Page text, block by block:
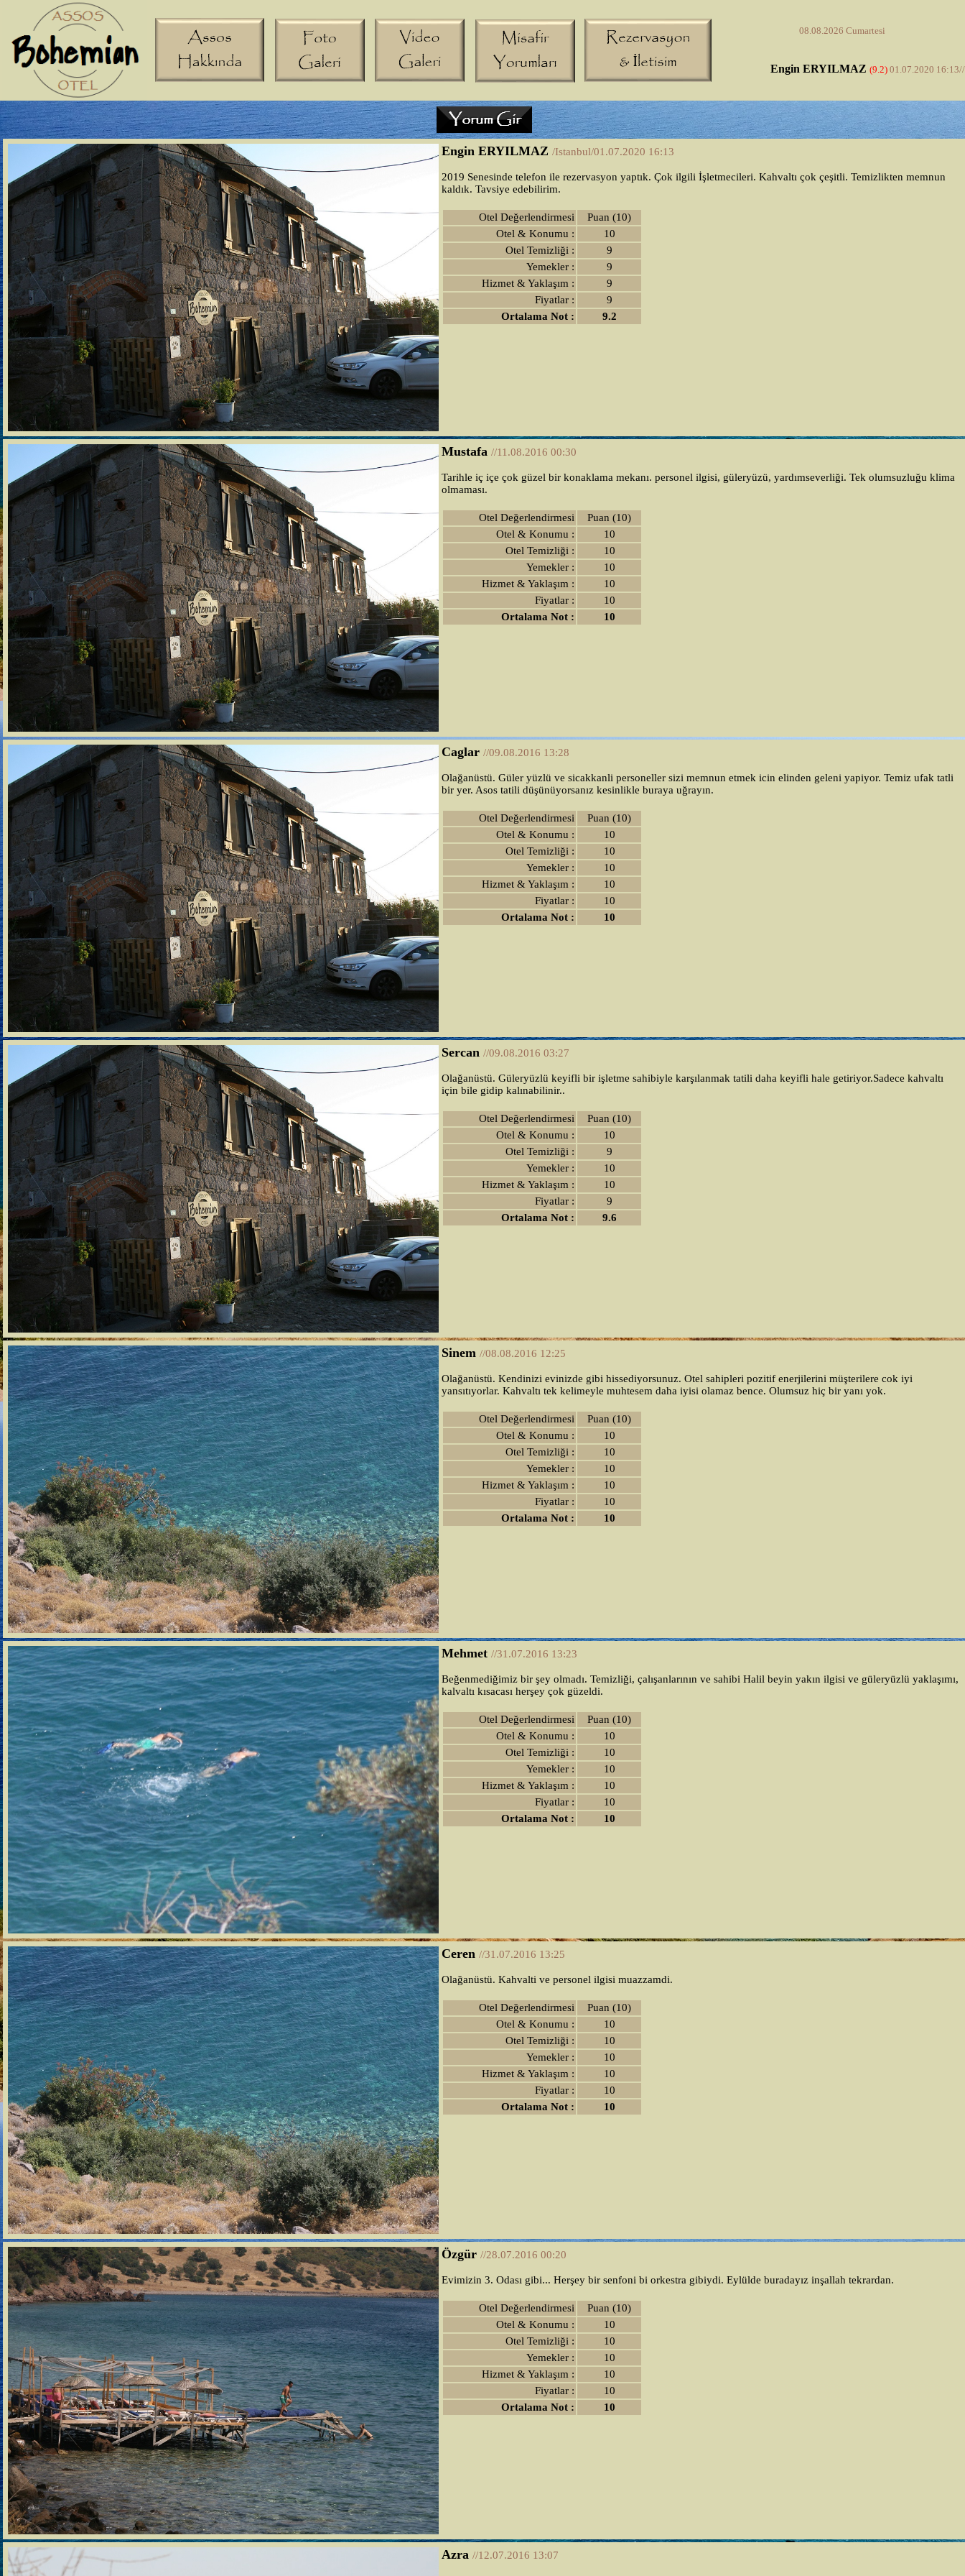
08.08.2026 Cumartesi
Engin ERYILMAZ(9.2)01.07.2020 16:13//Istanbul2019
Engin ERYILMAZ /Istanbul/01.07.2020 16:13
2019 Senesinde telefon ile rezervasyon yaptık. Çok ilgili İşletmecileri. Kahvaltı çok çeşitli. Temizlikten memnun
kaldık. Tavsiye edebilirim.
Otel Değerlendirmesi
Puan (10)
Otel & Konumu :
10
Otel Temizliği :
9
Yemekler :
9
Hizmet & Yaklaşım :
9
Fiyatlar :
9
Ortalama Not :
9.2
Mustafa //11.08.2016 00:30
Tarihle iç içe çok güzel bir konaklama mekanı. personel ilgisi, güleryüzü, yardımseverliği. Tek olumsuzluğu klima
olmaması.
Otel Değerlendirmesi
Puan (10)
Otel & Konumu :
10
Otel Temizliği :
10
Yemekler :
10
Hizmet & Yaklaşım :
10
Fiyatlar :
10
Ortalama Not :
10
Caglar //09.08.2016 13:28
Olağanüstü. Güler yüzlü ve sicakkanli personeller sizi memnun etmek icin elinden geleni yapiyor. Temiz ufak tatli
bir yer. Asos tatili düşünüyorsanız kesinlikle buraya uğrayın.
Otel Değerlendirmesi
Puan (10)
Otel & Konumu :
10
Otel Temizliği :
10
Yemekler :
10
Hizmet & Yaklaşım :
10
Fiyatlar :
10
Ortalama Not :
10
Sercan //09.08.2016 03:27
Olağanüstü. Güleryüzlü keyifli bir işletme sahibiyle karşılanmak tatili daha keyifli hale getiriyor.Sadece kahvaltı
için bile gidip kalınabilinir..
Otel Değerlendirmesi
Puan (10)
Otel & Konumu :
10
Otel Temizliği :
9
Yemekler :
10
Hizmet & Yaklaşım :
10
Fiyatlar :
9
Ortalama Not :
9.6
Sinem //08.08.2016 12:25
Olağanüstü. Kendinizi evinizde gibi hissediyorsunuz. Otel sahipleri pozitif enerjilerini müşterilere cok iyi
yansıtıyorlar. Kahvaltı tek kelimeyle muhtesem daha iyisi olamaz bence. Olumsuz hiç bir yanı yok.
Otel Değerlendirmesi
Puan (10)
Otel & Konumu :
10
Otel Temizliği :
10
Yemekler :
10
Hizmet & Yaklaşım :
10
Fiyatlar :
10
Ortalama Not :
10
Mehmet //31.07.2016 13:23
Beğenmediğimiz bir şey olmadı. Temizliği, çalışanlarının ve sahibi Halil beyin yakın ilgisi ve güleryüzlü yaklaşımı,
kalvaltı kısacası herşey çok güzeldi.
Otel Değerlendirmesi
Puan (10)
Otel & Konumu :
10
Otel Temizliği :
10
Yemekler :
10
Hizmet & Yaklaşım :
10
Fiyatlar :
10
Ortalama Not :
10
Ceren //31.07.2016 13:25
Olağanüstü. Kahvalti ve personel ilgisi muazzamdi.
Otel Değerlendirmesi
Puan (10)
Otel & Konumu :
10
Otel Temizliği :
10
Yemekler :
10
Hizmet & Yaklaşım :
10
Fiyatlar :
10
Ortalama Not :
10
Özgür //28.07.2016 00:20
Evimizin 3. Odası gibi... Herşey bir senfoni bi orkestra gibiydi. Eylülde buradayız inşallah tekrardan.
Otel Değerlendirmesi
Puan (10)
Otel & Konumu :
10
Otel Temizliği :
10
Yemekler :
10
Hizmet & Yaklaşım :
10
Fiyatlar :
10
Ortalama Not :
10
Azra //12.07.2016 13:07